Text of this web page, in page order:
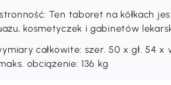
Ten taboret na kółkach
kosmetyczek i gabinetów
całkowite: szer. 50 x gł. 54
obciążenie: 136 kg